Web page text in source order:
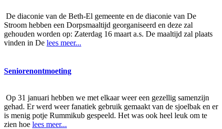
De diaconie van de Beth-El gemeente en de diaconie van De
Stroom hebben een Dorpsmaaltijd georganiseerd en deze zal
gehouden worden op: Zaterdag 16 maart a.s. De maaltijd zal plaats
vinden in De lees meer...
Seniorenontmoeting
Op 31 januari hebben we met elkaar weer een gezellig samenzijn
gehad. Er werd weer fanatiek gebruik gemaakt van de sjoelbak en er
is menig potje Rummikub gespeeld. Het was ook heel leuk om te
zien hoe lees meer...